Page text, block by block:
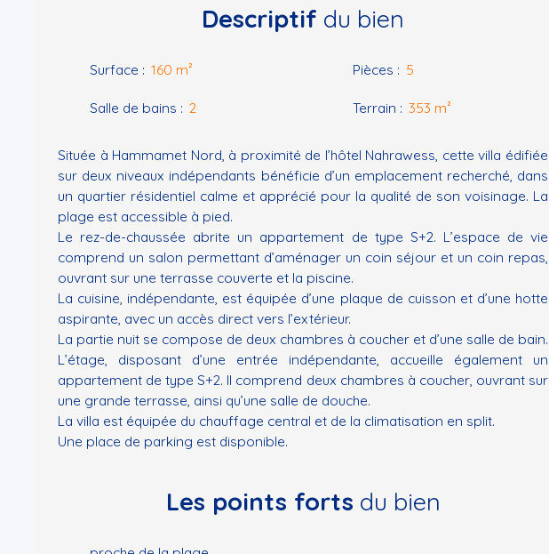
Descriptif du bien
Surface : 160 m² Pièces : 5
Salle de bains : 2 Terrain : 353 m²
Située à Hammamet Nord, à proximité de l’hôtel Nahrawess, cette villa édifiée
sur deux niveaux indépendants bénéficie d’un emplacement recherché, dans
un quartier résidentiel calme et apprécié pour la qualité de son voisinage. La
plage est accessible à pied.
Le rez-de-chaussée abrite un appartement de type S+2. L’espace de vie
comprend un salon permettant d’aménager un coin séjour et un coin repas,
ouvrant sur une terrasse couverte et la piscine.
La cuisine, indépendante, est équipée d’une plaque de cuisson et d’une hotte
aspirante, avec un accès direct vers l’extérieur.
La partie nuit se compose de deux chambres à coucher et d’une salle de bain.
L’étage, disposant d’une entrée indépendante, accueille également un
appartement de type S+2. Il comprend deux chambres à coucher, ouvrant sur
une grande terrasse, ainsi qu’une salle de douche.
La villa est équipée du chauffage central et de la climatisation en split.
Une place de parking est disponible.
Les points forts du bien